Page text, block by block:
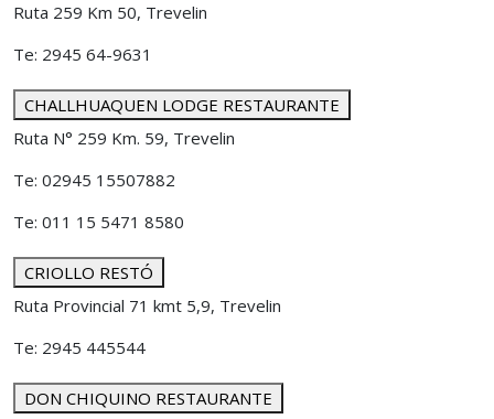
Ruta 259 Km 50, Trevelin
Te: 2945 64-9631
CHALLHUAQUEN LODGE RESTAURANTE
Ruta N° 259 Km. 59, Trevelin
Te: 02945 15507882
Te: 011 15 5471 8580
CRIOLLO RESTÓ
Ruta Provincial 71 kmt 5,9, Trevelin
Te: 2945 445544
DON CHIQUINO RESTAURANTE